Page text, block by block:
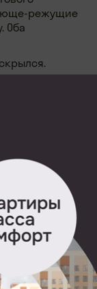
режущие
Оба
ч. 2 ст. 105
что
всех
убийства.